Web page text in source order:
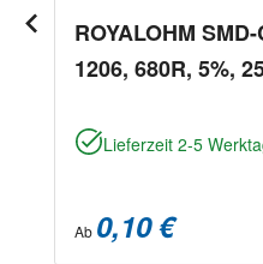
ROYALOHM
1206, 680R, 5%,
Lieferzeit 2-5
Ab 0,10 €